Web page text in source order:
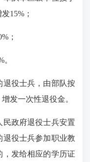
15%；
；
役士兵，由部队按
发一次性退役金。
政府退役士兵安置
退役士兵参加职业教
发给相应的学历证